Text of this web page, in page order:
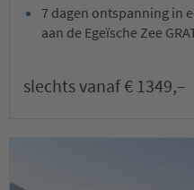
7 dagen ontspanning in
aan de Egeïsche Zee
slechts vanaf € 1349,–